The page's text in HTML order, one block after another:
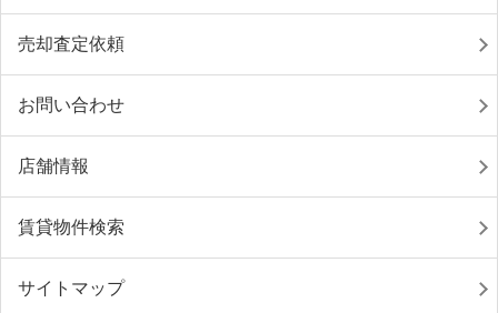
売却査定依頼
お問い合わせ
店舗情報
賃貸物件検索
サイトマップ